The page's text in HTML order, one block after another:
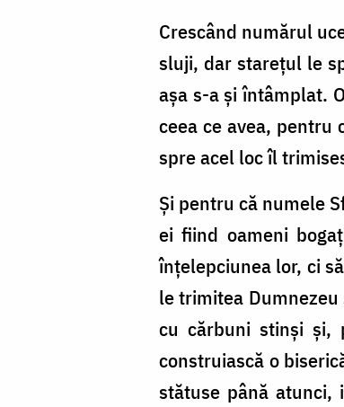
Crescând numărul
sluji, dar starețul le
așa s-a și întâmplat.
ceea ce avea,
spre acel loc îl
Și pentru că numele
ei fiind oameni
înțelepciunea lor, ci
le trimitea
cu cărbuni stinși și,
construiască o
stătuse până